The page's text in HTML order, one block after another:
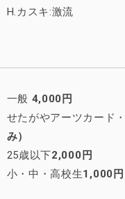
H.カスキ:激流
一般 4,000円
せたがやアーツカード
み）
25歳以下2,000円
小・中・高校生1,000円